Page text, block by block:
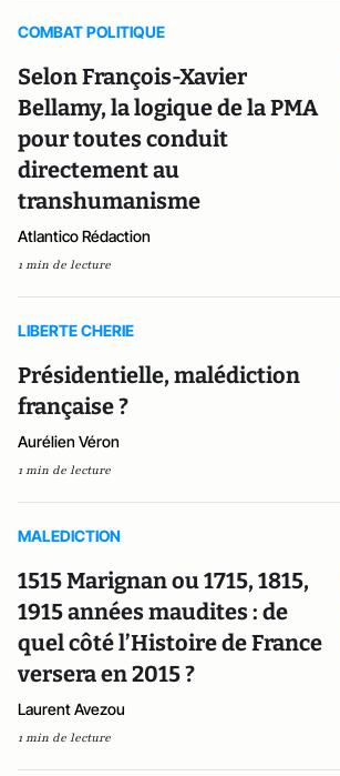
COMBAT POLITIQUE
Selon François-Xavier
Bellamy, la logique de la PMA
pour toutes conduit
directement au
transhumanisme
Atlantico Rédaction
1 min de lecture
LIBERTE CHERIE
Présidentielle, malédiction
française ?
Aurélien Véron
1 min de lecture
MALEDICTION
1515 Marignan ou 1715, 1815,
1915 années maudites : de
quel côté l’Histoire de France
versera en 2015 ?
Laurent Avezou
1 min de lecture